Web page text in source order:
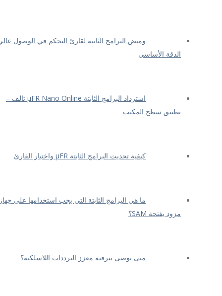
وميض البرامج الثابتة لقارئ التحكم في الوصول عالي
الدقة الأساسي
استرداد البرامج الثابتة μFR Nano Online تالف –
تطبيق سطح المكتب
كيفية تحديث البرامج الثابتة μFR واختبار القارئ
ما هي البرامج الثابتة التي يجب استخدامها على جهاز
مزود بفتحة SAM؟
متى يوصى بترقية معزز الترددات اللاسلكية؟